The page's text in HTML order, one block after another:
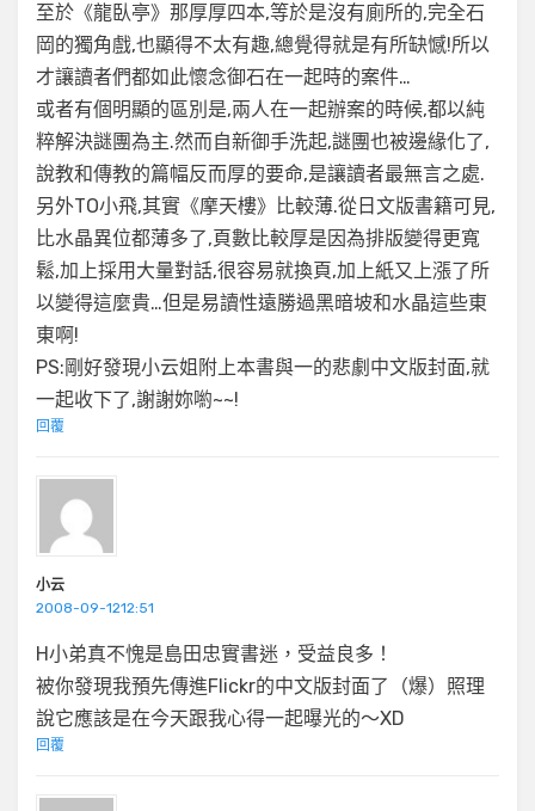
至於《龍臥亭》那厚厚四本,等於是沒有廁所的,完全石
岡的獨角戲,也顯得不太有趣,總覺得就是有所缺憾!所以
才讓讀者們都如此懷念御石在一起時的案件…
或者有個明顯的區別是,兩人在一起辦案的時候,都以純
粹解決謎團為主.然而自新御手洗起,謎團也被邊緣化了,
說教和傳教的篇幅反而厚的要命,是讓讀者最無言之處.
另外TO小飛,其實《摩天樓》比較薄.從日文版書籍可見,
比水晶異位都薄多了,頁數比較厚是因為排版變得更寬
鬆,加上採用大量對話,很容易就換頁,加上紙又上漲了所
以變得這麼貴…但是易讀性遠勝過黑暗坡和水晶這些東
東啊!
PS:剛好發現小云姐附上本書與一的悲劇中文版封面,就
一起收下了,謝謝妳喲~~!
回覆
小云
2008-09-1212:51
H小弟真不愧是島田忠實書迷，受益良多！
被你發現我預先傳進Flickr的中文版封面了（爆）照理
說它應該是在今天跟我心得一起曝光的～XD
回覆